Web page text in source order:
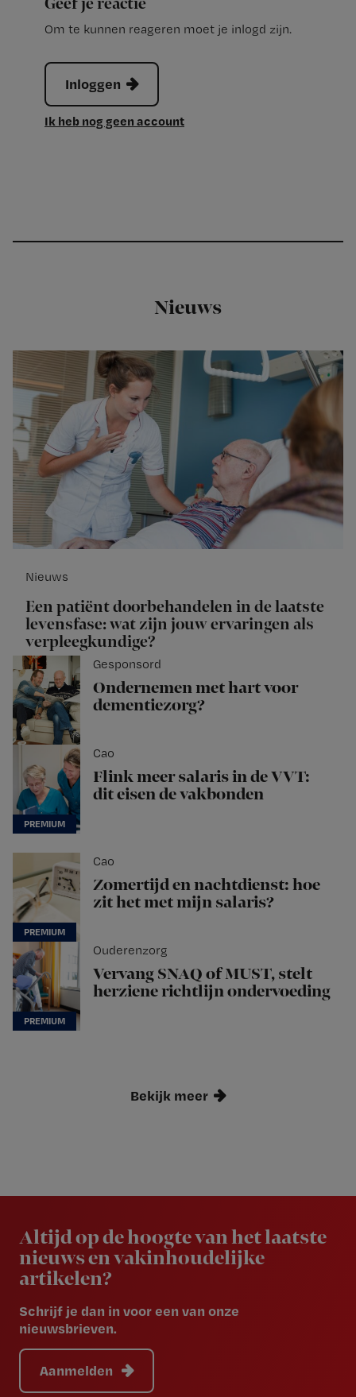
Geef je reactie
Om te kunnen reageren moet je inlogd zijn.
Inloggen
Ik heb nog geen account
Nieuws
Nieuws
Een patiënt doorbehandelen in de laatste
levensfase: wat zijn jouw ervaringen als
verpleegkundige?
Gesponsord
Ondernemen met hart voor
dementiezorg?
Cao
Flink meer salaris in de VVT:
dit eisen de vakbonden
Cao
Zomertijd en nachtdienst: hoe
zit het met mijn salaris?
Ouderenzorg
Vervang SNAQ of MUST, stelt
herziene richtlijn ondervoeding
Bekijk meer
Altijd op de hoogte van het laatste
nieuws en vakinhoudelijke
artikelen?
Schrijf je dan in voor een van onze
nieuwsbrieven.
Aanmelden